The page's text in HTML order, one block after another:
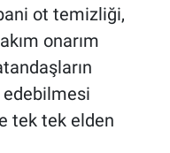
ot temizliği,
onarım
tek tek elden